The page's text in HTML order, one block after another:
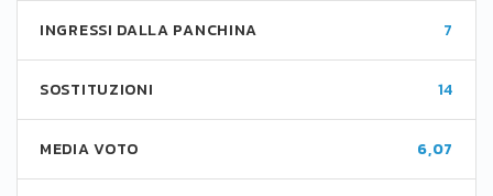
INGRESSI DALLA PANCHINA 7
SOSTITUZIONI 14
MEDIA VOTO 6,07